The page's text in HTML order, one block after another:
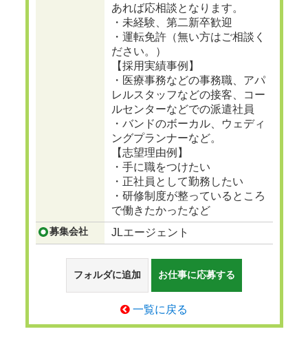
あれば応相談となります。
・未経験、第二新卒歓迎
・運転免許（無い方はご相談く
ださい。）
【採用実績事例】
・医療事務などの事務職、アパ
レルスタッフなどの接客、コー
ルセンターなどでの派遣社員
・バンドのボーカル、ウェディ
ングプランナーなど。
【志望理由例】
・手に職をつけたい
・正社員として勤務したい
・研修制度が整っているところ
で働きたかったなど
募集会社 JLエージェント
フォルダに追加 お仕事に応募する
一覧に戻る